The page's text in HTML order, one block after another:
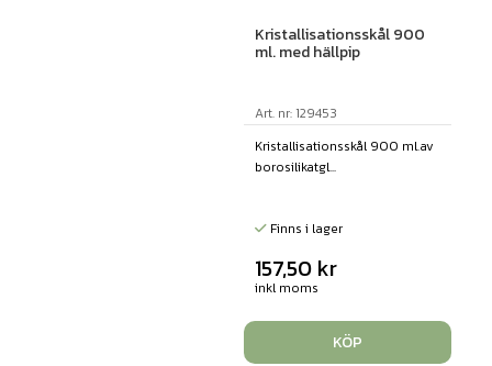
Kristallisationsskål 900
ml. med hällpip
Art. nr: 129453
Kristallisationsskål 900 ml.av
borosilikatgl...
Finns i lager
157,50 kr
inkl moms
KÖP